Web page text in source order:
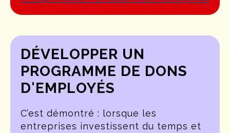
DÉVELOPPER UN
PROGRAMME DE DONS
D'EMPLOYÉS
C’est démontré : lorsque les
entreprises investissent du temps et